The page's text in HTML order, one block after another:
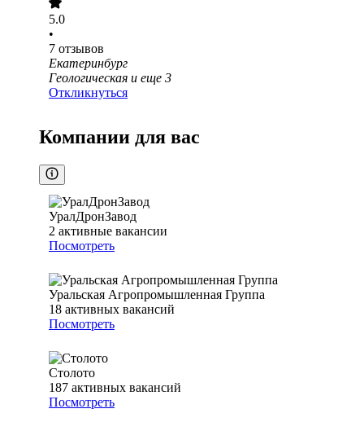
5.0
•
7 отзывов
Екатеринбург
Геологическая и еще 3
Откликнуться
Компании для вас
УралДронЗавод
2 активные вакансии
Посмотреть
Уральская Агропромышленная Группа
18 активных вакансий
Посмотреть
Столото
187 активных вакансий
Посмотреть